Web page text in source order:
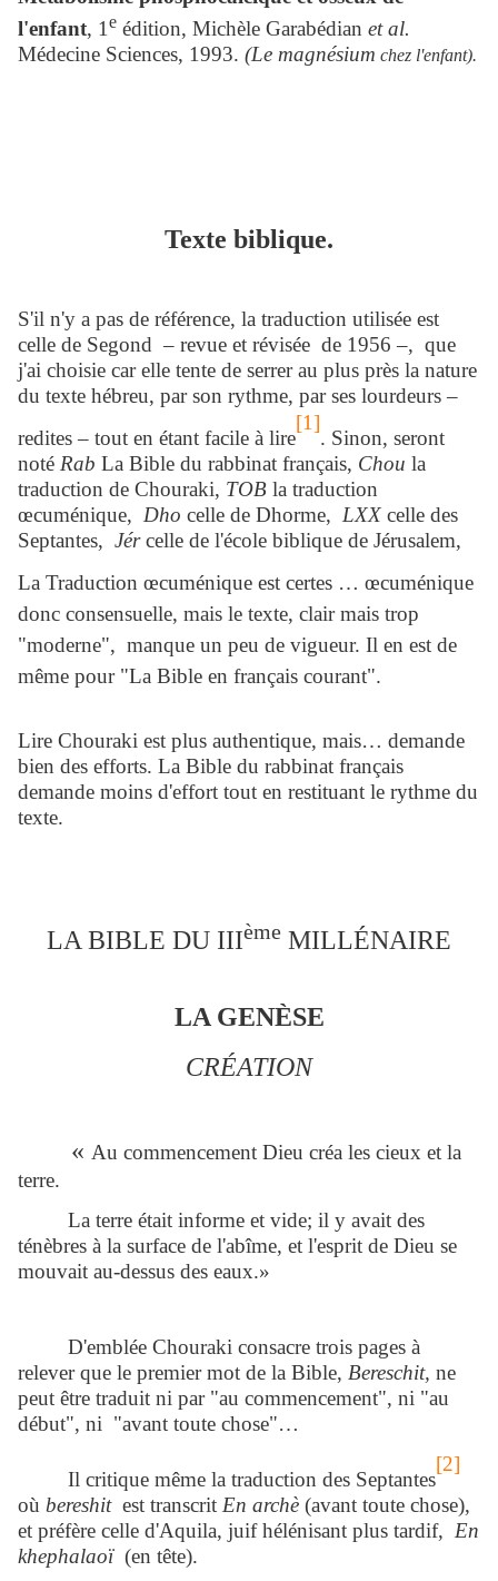
l'enfant, 1e édition, Michèle Garabédian et al.
Médecine Sciences, 1993. (Le magnésium chez l'enfant).
Texte biblique.
S'il n'y a pas de référence, la traduction utilisée est
celle de Segond – revue et révisée de 1956 –, que
j'ai choisie car elle tente de serrer au plus près la nature
du texte hébreu, par son rythme, par ses lourdeurs –
redites – tout en étant facile à lire
[1]
. Sinon, seront
noté Rab La Bible du rabbinat français, Chou la
traduction de Chouraki, TOB la traduction
œcuménique, Dho celle de Dhorme, LXX celle des
Septantes, Jércelle de l'école biblique de Jérusalem,
La Traduction œcuménique est certes … œcuménique
donc consensuelle, mais le texte, clair mais trop
"moderne", manque un peu de vigueur. Il en est de
même pour "La Bible en français courant".
Lire Chouraki est plus authentique, mais… demande
bien des efforts. La Bible du rabbinat français
demande moins d'effort tout en restituant le rythme du
texte.
LA BIBLE DU IIIème MILLÉNAIRE
LA GENÈSE
CRÉATION
« Au commencement Dieu créa les cieux et la
terre.
La terre était informe et vide; il y avait des
ténèbres à la surface de l'abîme, et l'esprit de Dieu se
mouvait au-dessus des eaux.»
D'emblée Chouraki consacre trois pages à
relever que le premier mot de la Bible, Bereschit, ne
peut être traduit ni par "au commencement", ni "au
début", ni "avant toute chose"…
Il critique même la traduction des Septantes
[2]
où bereshitest transcrit En archè (avant toute chose),
et préfère celle d'Aquila, juif hélénisant plus tardif, En
khephalaoï (en tête).